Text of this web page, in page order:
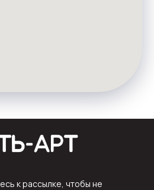
к рассылке, чтобы не